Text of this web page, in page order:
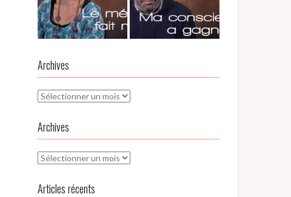
Archives
Archives
Archives
Archives
Articles récents